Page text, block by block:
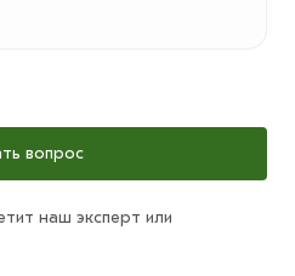
вопрос
наш эксперт или